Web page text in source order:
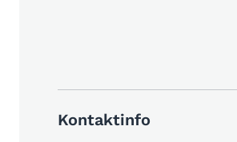
Kontaktinfo